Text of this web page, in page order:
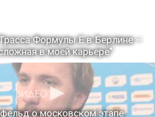
Формулы Е в Берлине –
в моей карьере"
о московском этапе